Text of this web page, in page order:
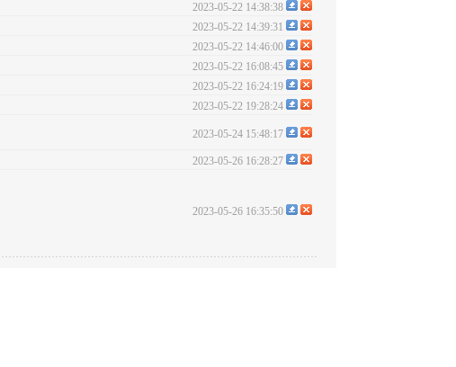
2023-05-22 14:38:38
2023-05-22 14:39:31
2023-05-22 14:46:00
2023-05-22 16:08:45
2023-05-22 16:24:19
2023-05-22 19:28:24
2023-05-24 15:48:17
2023-05-26 16:28:27
2023-05-26 16:35:50